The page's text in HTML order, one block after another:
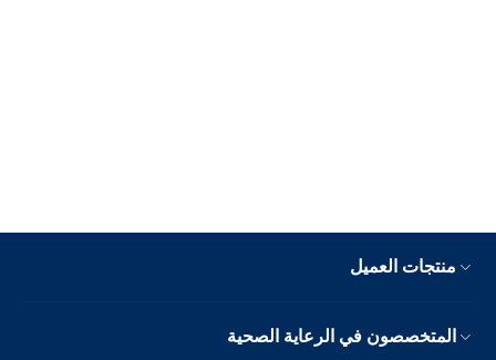
منتجات العميل
المتخصصون في الرعاية الصحية